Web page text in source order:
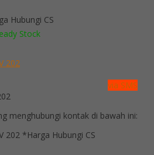
Hubungi CS
Stock
via SMS
menghubungi kontak di bawah ini:
*Harga Hubungi CS